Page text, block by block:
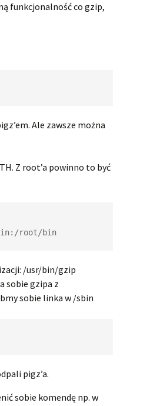
funkcjonalność co gzip,
Ale zawsze można
Z root’a powinno to być
root/bin
/usr/bin/gzip
sobie gzipa z
sobie linka w /sbin
pigz’a.
sobie komendę np. w